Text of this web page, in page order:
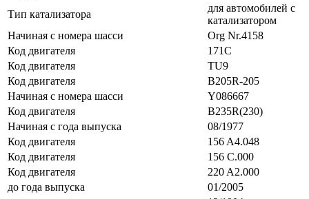
Тип катализатора
для автомобилей с
катализатором
Начиная с номера шасси
Org Nr.4158
Код двигателя
171C
Код двигателя
TU9
Код двигателя
B205R-205
Начиная с номера шасси
Y086667
Код двигателя
B235R(230)
Начиная с года выпуска
08/1977
Код двигателя
156 A4.048
Код двигателя
156 C.000
Код двигателя
220 A2.000
до года выпуска
01/2005